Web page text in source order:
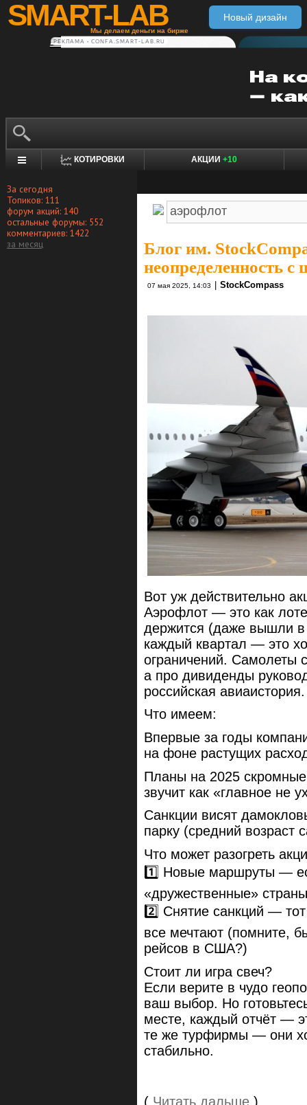
SMART-LAB
Мы делаем деньги на бирже
Новый дизайн
РЕКЛАМА • CONFA.SMART-LAB.RU
КОТИРОВКИ АКЦИИ +10
За сегодня
Топиков: 111
форум акций: 140
остальные форумы: 552
комментариев: 1422
за месяц
Блог им.
неопределенность
07 мая 2025, 14:03 StockCompass
Вот уж действительно
Аэрофлот — это как
держится (даже вышли в
каждый квартал — это
ограничений. Самолеты
а про дивиденды
российская авиаистория.
Что имеем:
Впервые за годы
на фоне растущих
Планы на 2025
звучит как «главное не
Санкции висят
парку (средний возраст
Что может разогреть
1️⃣ Новые маршруты —
«дружественные»
2️⃣ Снятие санкций —
все мечтают (помните,
рейсов в США?)
Стоит ли игра свеч?
Если верите в чудо
ваш выбор. Но
месте, каждый отчёт —
те же турфирмы — они
стабильно.
( Читать дальше )